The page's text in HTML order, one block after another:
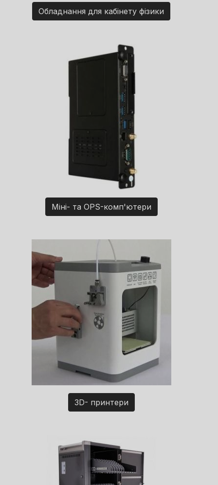
Обладнання для кабінету фізики
Міні- та OPS-комп'ютери
3D- принтери